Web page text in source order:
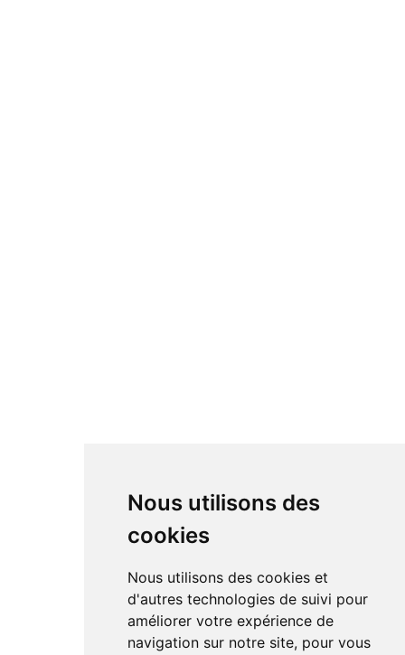
Nous utilisons des
cookies
Nous utilisons des cookies et
d'autres technologies de suivi pour
améliorer votre expérience de
navigation sur notre site, pour vous